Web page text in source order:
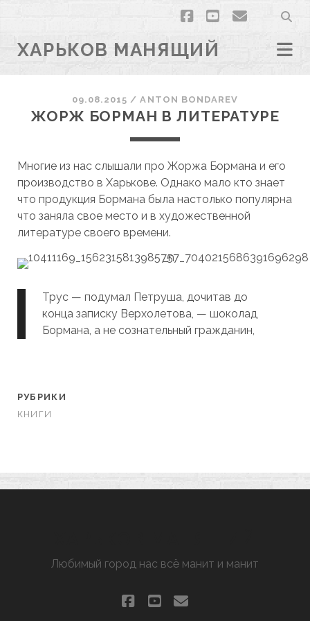
facebook
youtubeemail
ХАРЬКОВ МАНЯЩИЙ
09.08.2015 /ANTON BONDAREV
ЖОРЖ БОРМАН В ЛИТЕРАТУРЕ
Многие из нас слышали про Жоржа Бормана и его
производство в Харькове. Однако мало кто знает
что продукция Бормана была настолько популярна
что заняла свое место и в художественной
литературе своего времени.
Трус — подумал Петруша, дочитав до
конца записку Верхолетова, — шоколад
Бормана, а не сознательный гражданин,
РУБРИКИ
КНИГИ
Любимый город нас всё манит и манит
facebook
youtube
email